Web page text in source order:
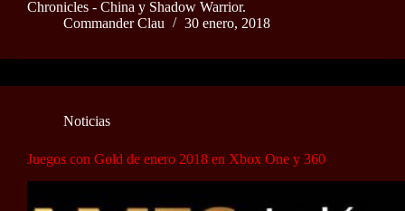
Chronicles - China y Shadow Warrior.
Commander Clau
30 enero, 2018
Noticias
Juegos con Gold de enero 2018 en Xbox One y 360